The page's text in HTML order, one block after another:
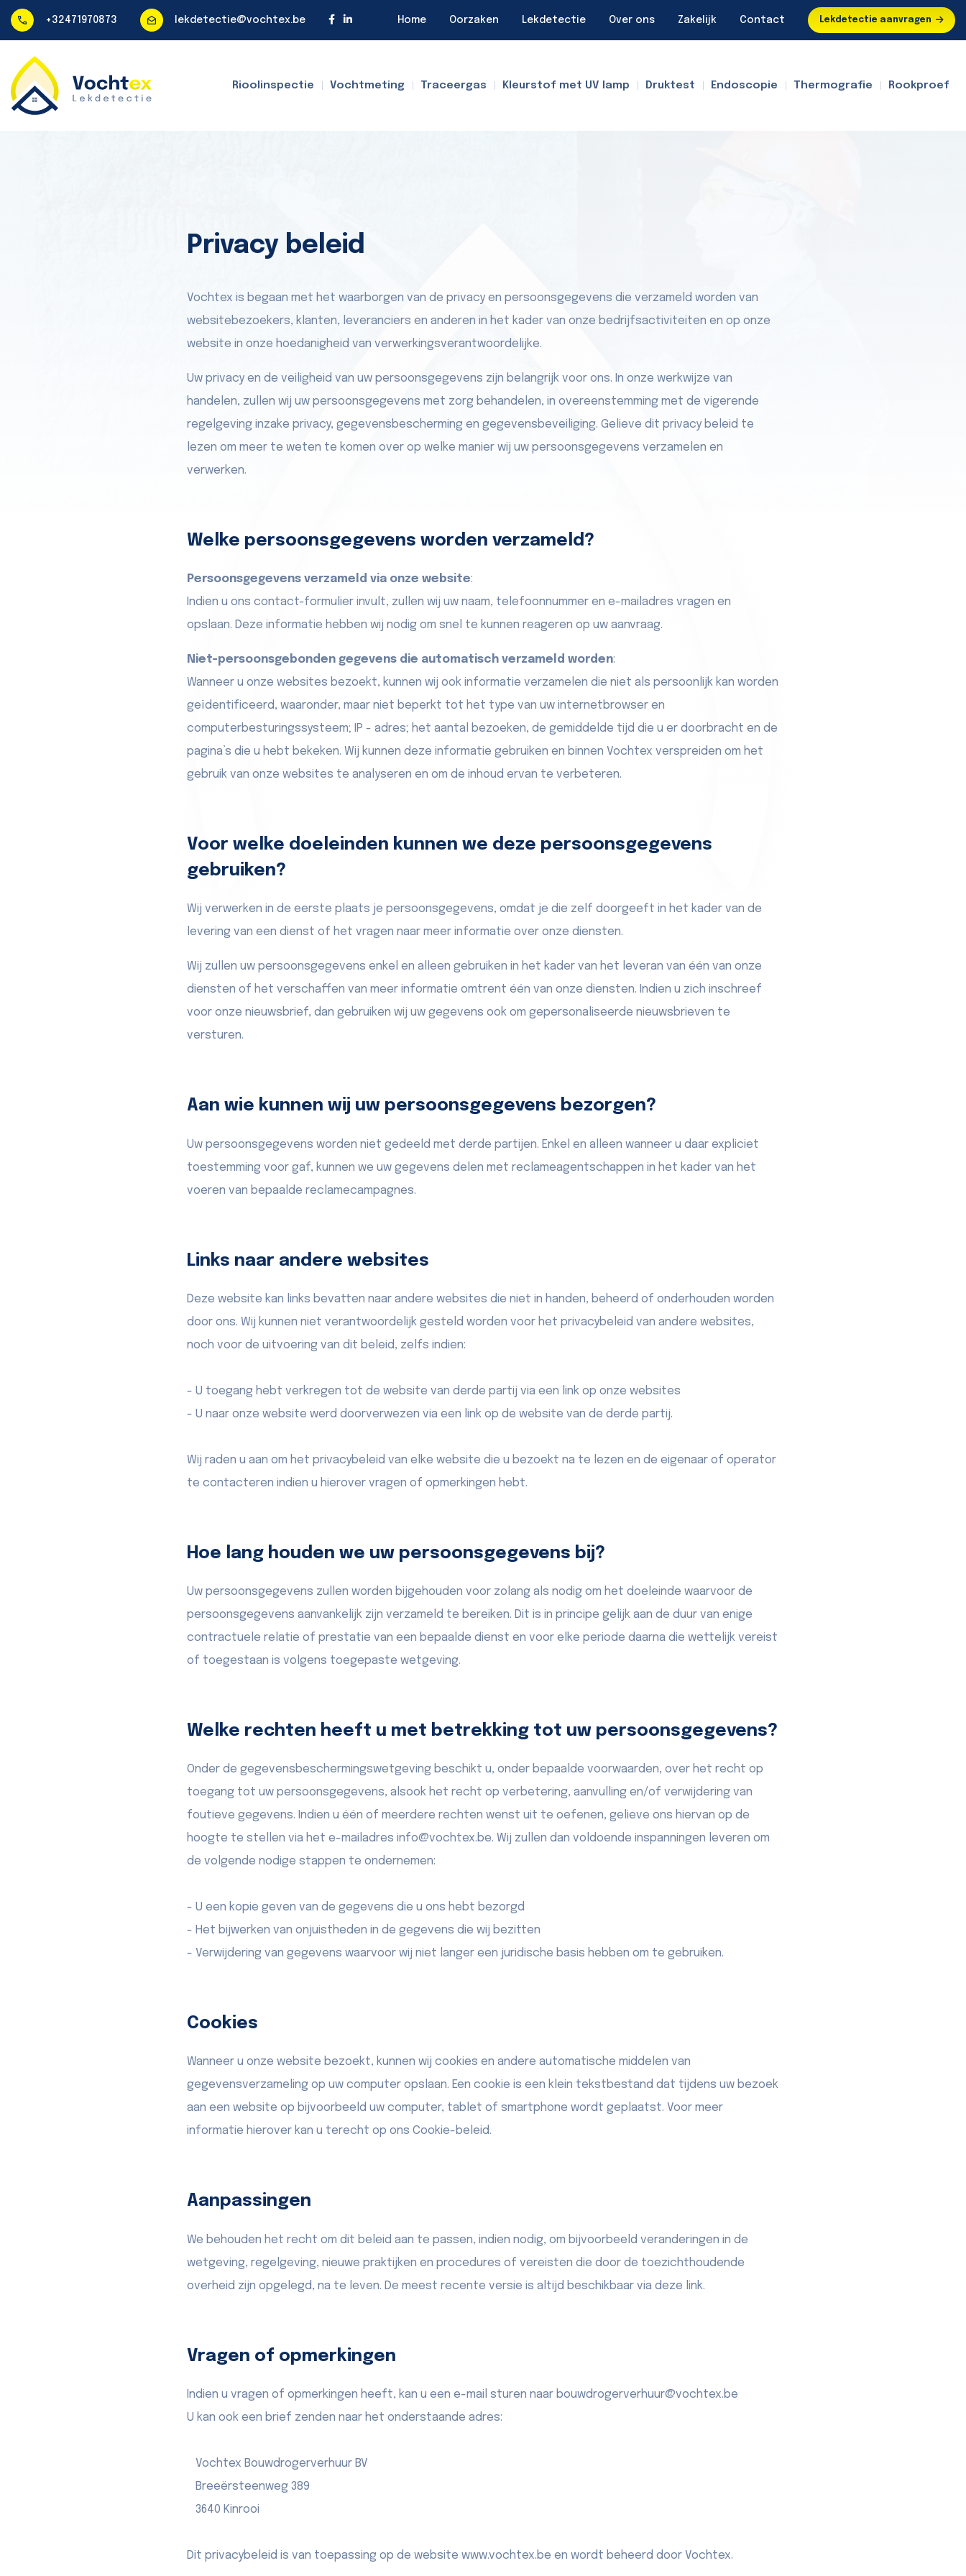
+32471970873 lekdetectie@vochtex.be Home Oorzaken Lekdetectie Over ons Zakelijk Contact Lekdetectie aanvragen
Rioolinspectie Vochtmeting Traceergas Kleurstof met UV lamp Druktest Endoscopie Thermografie Rookproef
Privacy beleid
Vochtex is begaan met het waarborgen van de privacy en persoonsgegevens die verzameld worden van
websitebezoekers, klanten, leveranciers en anderen in het kader van onze bedrijfsactiviteiten en op onze
website in onze hoedanigheid van verwerkingsverantwoordelijke.
Uw privacy en de veiligheid van uw persoonsgegevens zijn belangrijk voor ons. In onze werkwijze van
handelen, zullen wij uw persoonsgegevens met zorg behandelen, in overeenstemming met de vigerende
regelgeving inzake privacy, gegevensbescherming en gegevensbeveiliging. Gelieve dit privacy beleid te
lezen om meer te weten te komen over op welke manier wij uw persoonsgegevens verzamelen en
verwerken.
Welke persoonsgegevens worden verzameld?
Persoonsgegevens verzameld via onze website:
Indien u ons contact-formulier invult, zullen wij uw naam, telefoonnummer en e-mailadres vragen en
opslaan. Deze informatie hebben wij nodig om snel te kunnen reageren op uw aanvraag.
Niet-persoonsgebonden gegevens die automatisch verzameld worden:
Wanneer u onze websites bezoekt, kunnen wij ook informatie verzamelen die niet als persoonlijk kan worden
geïdentificeerd, waaronder, maar niet beperkt tot het type van uw internetbrowser en
computerbesturingssysteem; IP - adres; het aantal bezoeken, de gemiddelde tijd die u er doorbracht en de
pagina’s die u hebt bekeken. Wij kunnen deze informatie gebruiken en binnen Vochtex verspreiden om het
gebruik van onze websites te analyseren en om de inhoud ervan te verbeteren.
Voor welke doeleinden kunnen we deze persoonsgegevens
gebruiken?
Wij verwerken in de eerste plaats je persoonsgegevens, omdat je die zelf doorgeeft in het kader van de
levering van een dienst of het vragen naar meer informatie over onze diensten.
Wij zullen uw persoonsgegevens enkel en alleen gebruiken in het kader van het leveran van één van onze
diensten of het verschaffen van meer informatie omtrent één van onze diensten. Indien u zich inschreef
voor onze nieuwsbrief, dan gebruiken wij uw gegevens ook om gepersonaliseerde nieuwsbrieven te
versturen.
Aan wie kunnen wij uw persoonsgegevens bezorgen?
Uw persoonsgegevens worden niet gedeeld met derde partijen. Enkel en alleen wanneer u daar expliciet
toestemming voor gaf, kunnen we uw gegevens delen met reclameagentschappen in het kader van het
voeren van bepaalde reclamecampagnes.
Links naar andere websites
Deze website kan links bevatten naar andere websites die niet in handen, beheerd of onderhouden worden
door ons. Wij kunnen niet verantwoordelijk gesteld worden voor het privacybeleid van andere websites,
noch voor de uitvoering van dit beleid, zelfs indien:
- U toegang hebt verkregen tot de website van derde partij via een link op onze websites
- U naar onze website werd doorverwezen via een link op de website van de derde partij.
Wij raden u aan om het privacybeleid van elke website die u bezoekt na te lezen en de eigenaar of operator
te contacteren indien u hierover vragen of opmerkingen hebt.
Hoe lang houden we uw persoonsgegevens bij?
Uw persoonsgegevens zullen worden bijgehouden voor zolang als nodig om het doeleinde waarvoor de
persoonsgegevens aanvankelijk zijn verzameld te bereiken. Dit is in principe gelijk aan de duur van enige
contractuele relatie of prestatie van een bepaalde dienst en voor elke periode daarna die wettelijk vereist
of toegestaan is volgens toegepaste wetgeving.
Welke rechten heeft u met betrekking tot uw persoonsgegevens?
Onder de gegevensbeschermingswetgeving beschikt u, onder bepaalde voorwaarden, over het recht op
toegang tot uw persoonsgegevens, alsook het recht op verbetering, aanvulling en/of verwijdering van
foutieve gegevens. Indien u één of meerdere rechten wenst uit te oefenen, gelieve ons hiervan op de
hoogte te stellen via het e-mailadres info@vochtex.be. Wij zullen dan voldoende inspanningen leveren om
de volgende nodige stappen te ondernemen:
- U een kopie geven van de gegevens die u ons hebt bezorgd
- Het bijwerken van onjuistheden in de gegevens die wij bezitten
- Verwijdering van gegevens waarvoor wij niet langer een juridische basis hebben om te gebruiken.
Cookies
Wanneer u onze website bezoekt, kunnen wij cookies en andere automatische middelen van
gegevensverzameling op uw computer opslaan. Een cookie is een klein tekstbestand dat tijdens uw bezoek
aan een website op bijvoorbeeld uw computer, tablet of smartphone wordt geplaatst. Voor meer
informatie hierover kan u terecht op onsCookie-beleid.
Aanpassingen
We behouden het recht om dit beleid aan te passen, indien nodig, om bijvoorbeeld veranderingen in de
wetgeving, regelgeving, nieuwe praktijken en procedures of vereisten die door de toezichthoudende
overheid zijn opgelegd, na te leven. De meest recente versie is altijd beschikbaar via deze link.
Vragen of opmerkingen
Indien u vragen of opmerkingen heeft, kan u een e-mail sturen naar bouwdrogerverhuur@vochtex.be
U kan ook een brief zenden naar het onderstaande adres:
Vochtex Bouwdrogerverhuur BV
Breeërsteenweg 389
3640 Kinrooi
Dit privacybeleid is van toepassing op de website www.vochtex.be en wordt beheerd door Vochtex.